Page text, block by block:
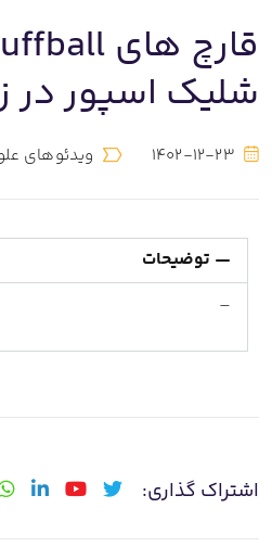
شلیک اسپور در
1402-12-23 ویدئوهای
توضیحات
–
اشتراک گذاری: